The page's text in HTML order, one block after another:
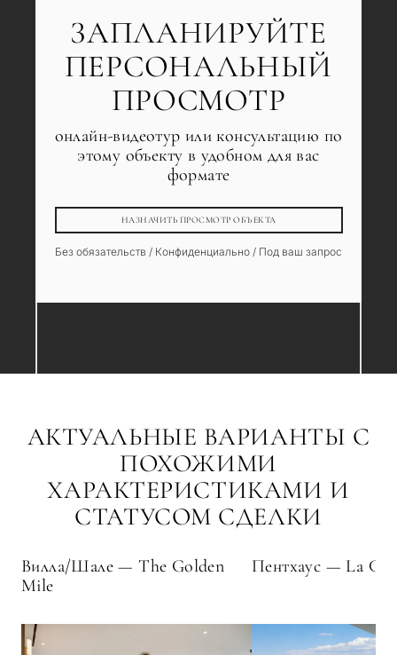
ЗАПЛАНИРУЙТЕ
ПЕРСОНАЛЬНЫЙ
ПРОСМОТР
онлайн-видеотур или консультацию по
этому объекту в удобном для вас
формате
НАЗНАЧИТЬ ПРОСМОТР ОБЪЕКТА
Без обязательств / Конфиденциально / Под ваш запрос
АКТУАЛЬНЫЕ ВАРИАНТЫ С
ПОХОЖИМИ
ХАРАКТЕРИСТИКАМИ И
СТАТУСОМ СДЕЛКИ
Вилла/Шале — The Golden
Mile
Пентхаус — La